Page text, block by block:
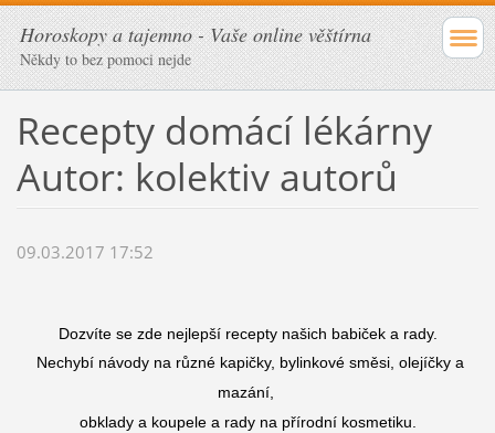
Horoskopy a tajemno - Vaše online věštírna
Někdy to bez pomoci nejde
Recepty domácí lékárny
Autor: kolektiv autorů
09.03.2017 17:52
Dozvíte se zde nejlepší recepty našich babiček a rady.
Nechybí návody na různé kapičky, bylinkové směsi, olejíčky a
mazání,
obklady a koupele a rady na přírodní kosmetiku.